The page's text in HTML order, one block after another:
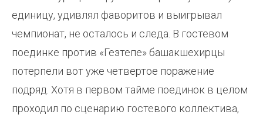
единицу, удивлял фаворитов и выигрывал
чемпионат, не осталось и следа. В гостевом
поединке против «Гезтепе» башакшехирцы
потерпели вот уже четвертое поражение
подряд. Хотя в первом тайме поединок в целом
проходил по сценарию гостевого коллектива,